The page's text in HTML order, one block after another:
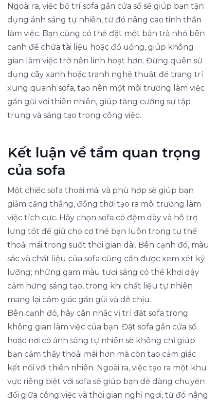
Ngoài ra, việc bố trí sofa gần cửa sổ sẽ giúp bạn tận
dụng ánh sáng tự nhiên, từ đó nâng cao tinh thần
làm việc. Bạn cũng có thể đặt một bàn trà nhỏ bên
cạnh để chứa tài liệu hoặc đồ uống, giúp không
gian làm việc trở nên linh hoạt hơn. Đừng quên sử
dụng cây xanh hoặc tranh nghệ thuật để trang trí
xung quanh sofa, tạo nên một môi trường làm việc
gần gũi với thiên nhiên, giúp tăng cường sự tập
trung và sáng tạo trong công việc.
Kết luận về tầm quan trọng
của sofa
Một chiếc sofa thoải mái và phù hợp sẽ giúp bạn
giảm căng thẳng, đồng thời tạo ra môi trường làm
việc tích cực. Hãy chọn sofa có đệm dày và hỗ trợ
lưng tốt để giữ cho cơ thể bạn luôn trong tư thế
thoải mái trong suốt thời gian dài. Bên cạnh đó, màu
sắc và chất liệu của sofa cũng cần được xem xét kỹ
lưỡng; những gam màu tươi sáng có thể khơi dậy
cảm hứng sáng tạo, trong khi chất liệu tự nhiên
mang lại cảm giác gần gũi và dễ chịu.
Bên cạnh đó, hãy cân nhắc vị trí đặt sofa trong
không gian làm việc của bạn. Đặt sofa gần cửa sổ
hoặc nơi có ánh sáng tự nhiên sẽ không chỉ giúp
bạn cảm thấy thoải mái hơn mà còn tạo cảm giác
kết nối với thiên nhiên. Ngoài ra, việc tạo ra một khu
vực riêng biệt với sofa sẽ giúp bạn dễ dàng chuyển
đổi giữa công việc và thời gian nghỉ ngơi, từ đó nâng